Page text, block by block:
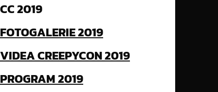
CC 2019
FOTOGALERIE 2019
VIDEA CREEPYCON 2019
PROGRAM 2019